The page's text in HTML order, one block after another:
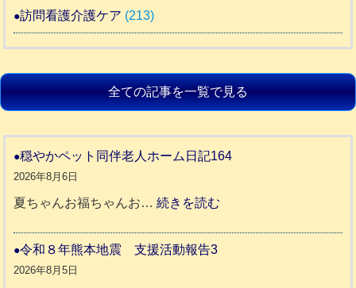
訪問看護介護ケア (213)
全ての記事を一覧で見る
穏やかペット同伴老人ホーム日記164
2026年8月6日
夏ちゃんお福ちゃんお…続きを読む
令和８年熊本地震 支援活動報告3
2026年8月5日